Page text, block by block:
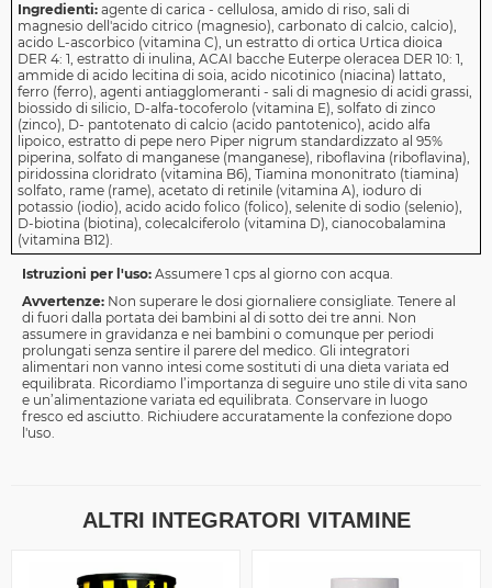
Ingredienti: agente di carica - cellulosa, amido di riso, sali di
magnesio dell'acido citrico (magnesio), carbonato di calcio, calcio),
acido L-ascorbico (vitamina C), un estratto di ortica Urtica dioica
DER 4: 1, estratto di inulina, ACAI bacche Euterpe oleracea DER 10: 1,
ammide di acido lecitina di soia, acido nicotinico (niacina) lattato,
ferro (ferro), agenti antiagglomeranti - sali di magnesio di acidi grassi,
biossido di silicio, D-alfa-tocoferolo (vitamina E), solfato di zinco
(zinco), D- pantotenato di calcio (acido pantotenico), acido alfa
lipoico, estratto di pepe nero Piper nigrum standardizzato al 95%
piperina, solfato di manganese (manganese), riboflavina (riboflavina),
piridossina cloridrato (vitamina B6), Tiamina mononitrato (tiamina)
solfato, rame (rame), acetato di retinile (vitamina A), ioduro di
potassio (iodio), acido acido folico (folico), selenite di sodio (selenio),
D-biotina (biotina), colecalciferolo (vitamina D), cianocobalamina
(vitamina B12).
Istruzioni per l'uso: Assumere 1 cps al giorno con acqua.
Avvertenze: Non superare le dosi giornaliere consigliate. Tenere al
di fuori dalla portata dei bambini al di sotto dei tre anni. Non
assumere in gravidanza e nei bambini o comunque per periodi
prolungati senza sentire il parere del medico. Gli integratori
alimentari non vanno intesi come sostituti di una dieta variata ed
equilibrata. Ricordiamo l’importanza di seguire uno stile di vita sano
e un’alimentazione variata ed equilibrata. Conservare in luogo
fresco ed asciutto. Richiudere accuratamente la confezione dopo
l'uso.
ALTRI INTEGRATORI VITAMINE